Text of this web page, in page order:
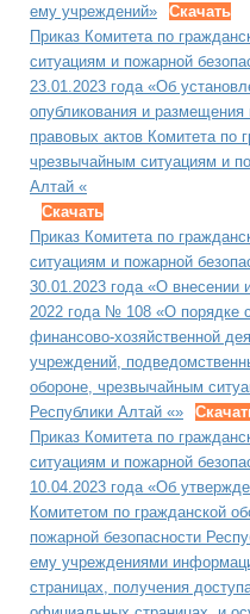
ему учреждений»
Скачать
Приказ Комитета по
ситуациям и пожарной
23.01.2023 года «Об
опубликования и
правовых актов Комитета по
чрезвычайным ситуациям и
Алтай «
Скачать
Приказ Комитета по
ситуациям и пожарной
30.01.2023 года «О внесении
2022 года № 108 «О порядке
финансово-хозяйственной
учреждений,
обороне, чрезвычайным
Республики Алтай «»
Приказ Комитета по
ситуациям и пожарной
10.04.2023 года «Об
Комитетом по гражданской
пожарной безопасности
ему учреждениями
страницах, получения